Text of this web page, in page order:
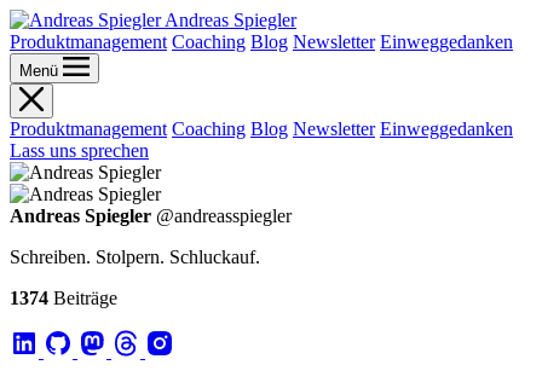
Andreas Spiegler
Produktmanagement Coaching Blog Newsletter Einweggedanken
Menü
Produktmanagement Coaching Blog Newsletter Einweggedanken
Lass uns sprechen
Andreas Spiegler @andreasspiegler
Schreiben. Stolpern. Schluckauf.
1374 Beiträge